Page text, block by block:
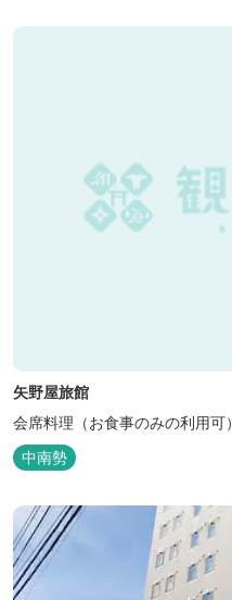
矢野屋旅館
会席料理（お食事のみの利用可）
中南勢